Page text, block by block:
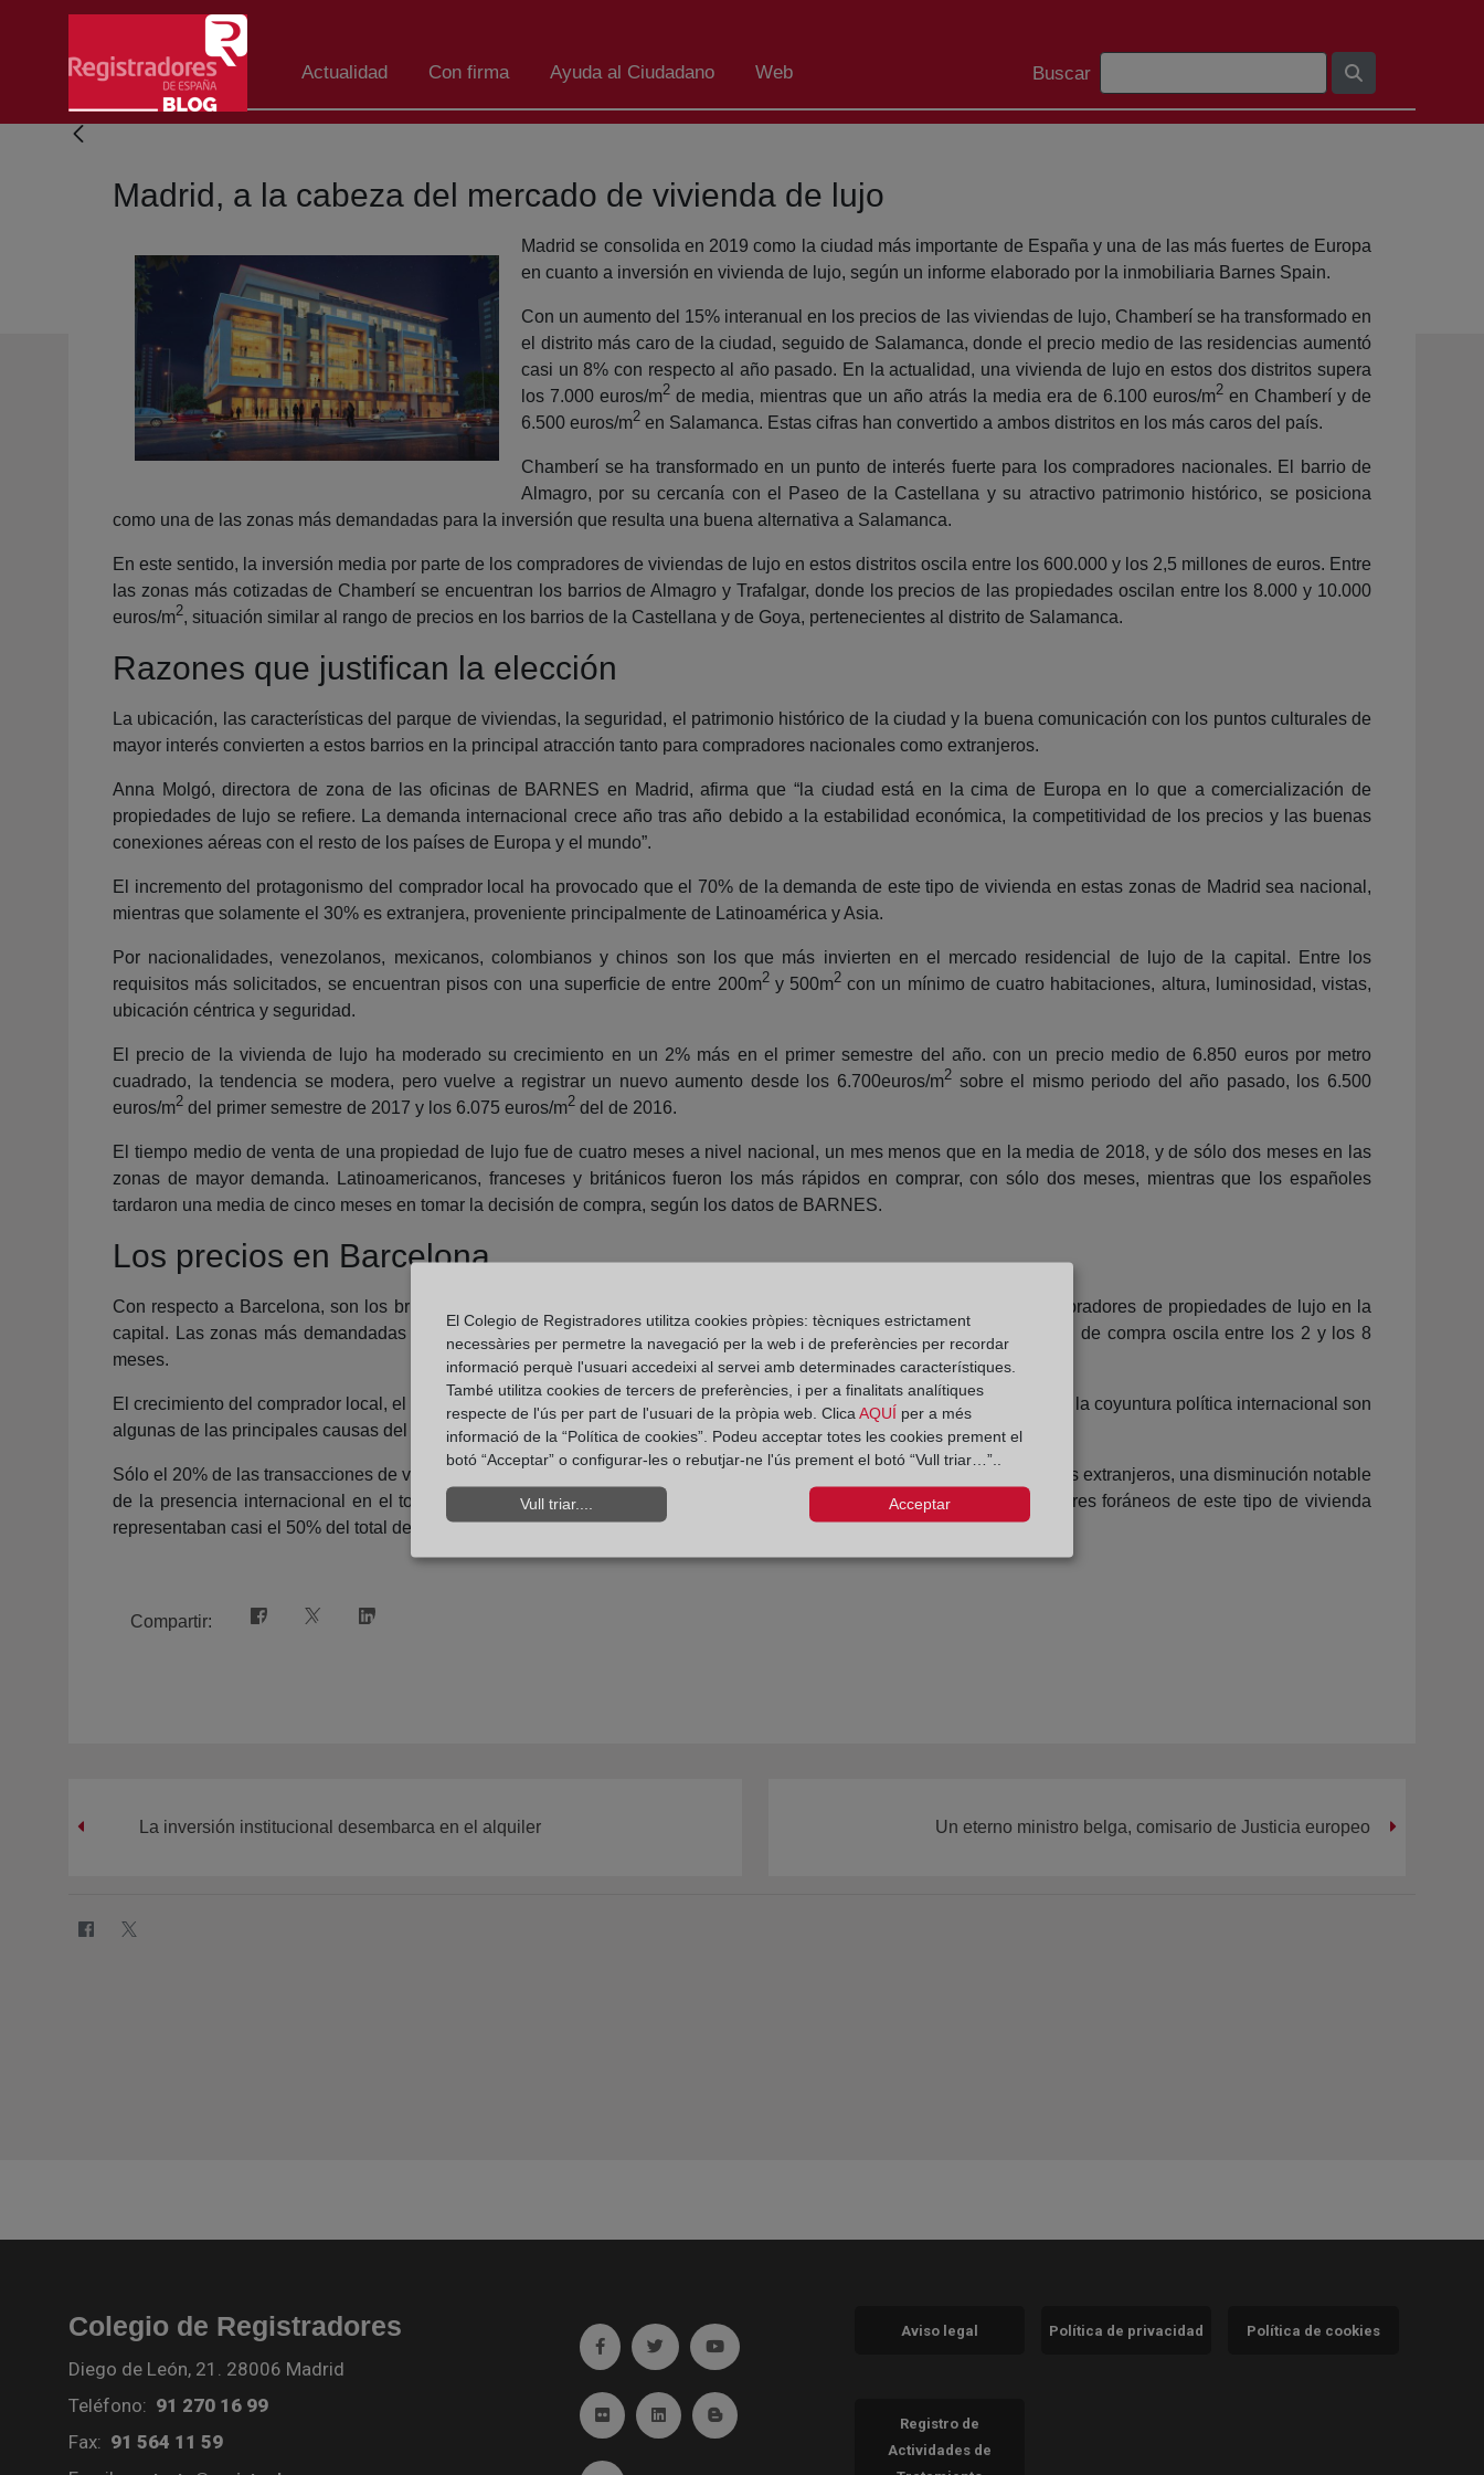
Salta al contingut principal
Actualidad Con firma Ayuda al Ciudadano Web
Barra de cerca
Buscar
Madrid, a la cabeza del mercado de vivienda de lujo
Madrid se consolida en 2019 como la ciudad más importante de España y una de las más fuertes de Europa
en cuanto a inversión en vivienda de lujo, según un informe elaborado por la inmobiliaria Barnes Spain.
Con un aumento del 15% interanual en los precios de las viviendas de lujo, Chamberí se ha transformado en
el distrito más caro de la ciudad, seguido de Salamanca, donde el precio medio de las residencias aumentó
casi un 8% con respecto al año pasado. En la actualidad, una vivienda de lujo en estos dos distritos supera
los 7.000 euros/m2 de media, mientras que un año atrás la media era de 6.100 euros/m2 en Chamberí y de
6.500 euros/m2 en Salamanca. Estas cifras han convertido a ambos distritos en los más caros del país.
Chamberí se ha transformado en un punto de interés fuerte para los compradores nacionales. El barrio de
Almagro, por su cercanía con el Paseo de la Castellana y su atractivo patrimonio histórico, se posiciona
como una de las zonas más demandadas para la inversión que resulta una buena alternativa a Salamanca.
En este sentido, la inversión media por parte de los compradores de viviendas de lujo en estos distritos oscila entre los 600.000 y los 2,5 millones de euros. Entre
las zonas más cotizadas de Chamberí se encuentran los barrios de Almagro y Trafalgar, donde los precios de las propiedades oscilan entre los 8.000 y 10.000
euros/m2, situación similar al rango de precios en los barrios de la Castellana y de Goya, pertenecientes al distrito de Salamanca.
Razones que justifican la elección
La ubicación, las características del parque de viviendas, la seguridad, el patrimonio histórico de la ciudad y la buena comunicación con los puntos culturales de
mayor interés convierten a estos barrios en la principal atracción tanto para compradores nacionales como extranjeros.
Anna Molgó, directora de zona de las oficinas de BARNES en Madrid, afirma que “la ciudad está en la cima de Europa en lo que a comercialización de
propiedades de lujo se refiere. La demanda internacional crece año tras año debido a la estabilidad económica, la competitividad de los precios y las buenas
conexiones aéreas con el resto de los países de Europa y el mundo”.
El incremento del protagonismo del comprador local ha provocado que el 70% de la demanda de este tipo de vivienda en estas zonas de Madrid sea nacional,
mientras que solamente el 30% es extranjera, proveniente principalmente de Latinoamérica y Asia.
Por nacionalidades, venezolanos, mexicanos, colombianos y chinos son los que más invierten en el mercado residencial de lujo de la capital. Entre los
requisitos más solicitados, se encuentran pisos con una superficie de entre 200m2y 500m2con un mínimo de cuatro habitaciones, altura, luminosidad, vistas,
ubicación céntrica y seguridad.
El precio de la vivienda de lujo ha moderado su crecimiento en un 2% más en el primer semestre del año. con un precio medio de 6.850 euros por metro
cuadrado, la tendencia se modera, pero vuelve a registrar un nuevo aumento desde los 6.700euros/m2 sobre el mismo periodo del año pasado, los 6.500
euros/m2 del primer semestre de 2017 y los 6.075 euros/m2 del de 2016.
El tiempo medio de venta de una propiedad de lujo fue de cuatro meses a nivel nacional, un mes menos que en la media de 2018, y de sólo dos meses en las
zonas de mayor demanda. Latinoamericanos, franceses y británicos fueron los más rápidos en comprar, con sólo dos meses, mientras que los españoles
tardaron una media de cinco meses en tomar la decisión de compra, según los datos de BARNES.
Los precios en Barcelona
Con respecto a Barcelona, son los británicos, franceses, alemanes, belgas, italianos, chinos y rusos los principales compradores de propiedades de lujo en la
capital. Las zonas más demandadas son Pedralbes, el Turó Park, Sarrià-Sant Gervasi y Eixample. La toma de decisión de compra oscila entre los 2 y los 8
meses.
El crecimiento del comprador local, el auge de nuevos destinos como Portugal o Grecia, la situación política de Cataluña y la coyuntura política internacional son
algunas de las principales causas del descenso en la demanda inmobiliaria extranjera.
Sólo el 20% de las transacciones de viviendas de lujo en la ciudad de Barcelona corresponden a compradores o inversores extranjeros, una disminución notable
de la presencia internacional en el total de compraventas registradas durante los últimos tres años, cuando los inversores foráneos de este tipo de vivienda
representaban casi el 50% del total de las operaciones.
Compartir:
La inversión institucional desembarca en el alquiler Un eterno ministro belga, comisario de Justicia europeo
Colegio de Registradores
Diego de León, 21. 28006 Madrid
Teléfono: 91 270 16 99
Fax: 91 564 11 59
Ir a facebook (abre en ventana nueva)
Ir a twitter (abre en ventana nueva)
Ir a YouTube (abre en ventana nueva)
Ir a Flickr (abre en ventana nueva)
Ir a Linkedin (abre en ventana nueva)
Ir al Blog (abre en ventana nueva)
Aviso legal Política de privacidad Política de cookies
Registro de
Actividades de
El Colegio de Registradores utilitza cookies pròpies: tècniques estrictament
necessàries per permetre la navegació per la web i de preferències per recordar
informació perquè l'usuari accedeixi al servei amb determinades característiques.
També utilitza cookies de tercers de preferències, i per a finalitats analítiques
respecte de l'ús per part de l'usuari de la pròpia web. Clica AQUÍ per a més
informació de la “Política de cookies”. Podeu acceptar totes les cookies prement el
botó “Acceptar” o configurar-les o rebutjar-ne l'ús prement el botó “Vull triar…”..
Vull triar.... Acceptar